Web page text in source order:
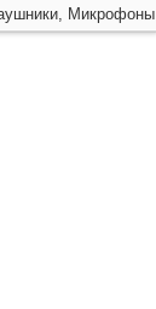
Микрофоны